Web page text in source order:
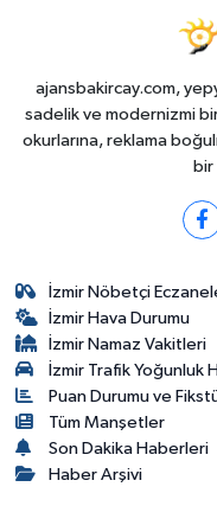
ajansbakircay.com,
sadelik ve modernizmi
okurlarına, reklama
bir
İzmir Nöbetçi
İzmir Hava Durumu
İzmir Namaz Vakitleri
İzmir Trafik Yoğunluk
Puan Durumu ve
Tüm Manşetler
Son Dakika Haberleri
Haber Arşivi